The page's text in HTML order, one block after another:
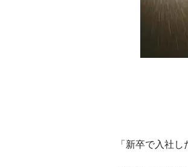
「新卒で入社